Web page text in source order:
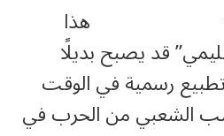
قد يصبح بديلًا
رسمية في الوقت
الشعبي من الحرب في